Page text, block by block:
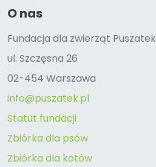
O nas
Fundacja dla zwierząt Puszatek
ul. Szczęsna 26
02-454 Warszawa
info@puszatek.pl
Statut fundacji
Zbiórka dla psów
Zbiórka dla kotów